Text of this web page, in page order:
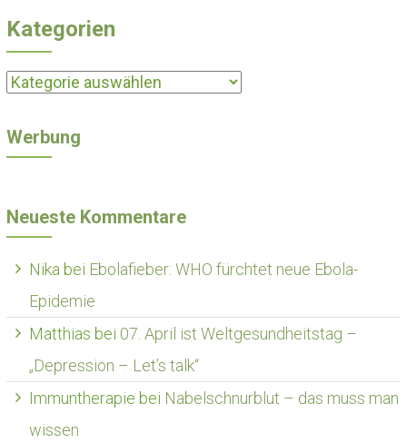
Kategorien
Kategorien
Werbung
Neueste Kommentare
Nika bei Ebolafieber: WHO fürchtet neue Ebola-
Epidemie
Matthias bei 07. April ist Weltgesundheitstag –
„Depression – Let’s talk“
Immuntherapie bei Nabelschnurblut – das muss man
wissen